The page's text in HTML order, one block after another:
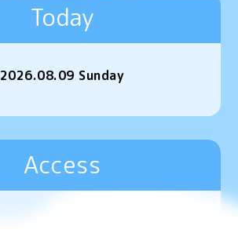
Today
2026.08.09 Sunday
Access